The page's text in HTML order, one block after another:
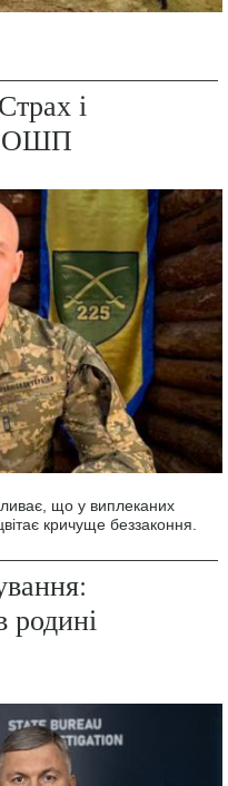
і
ОШП
що у виплеканих
кричуще беззаконня.
родині